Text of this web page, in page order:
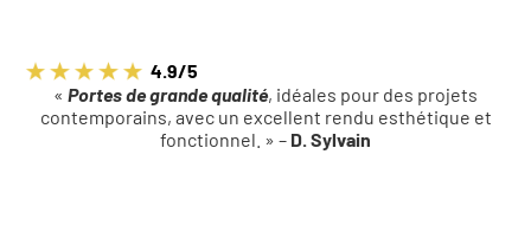
4.9/5
« Portes de grande qualité, idéales pour des projets
contemporains, avec un excellent rendu esthétique et
fonctionnel. » – D. Sylvain